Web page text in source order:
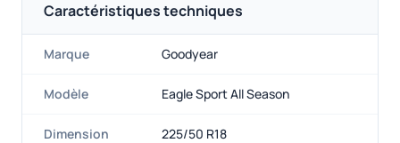
Caractéristiques techniques
Marque Goodyear
Modèle Eagle Sport All Season
Dimension 225/50 R18